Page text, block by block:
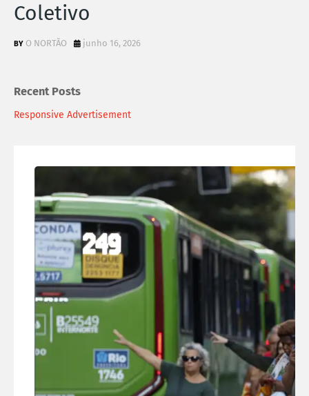
Coletivo
O NORTÃO junho 16, 2026
Recent Posts
Responsive Advertisement